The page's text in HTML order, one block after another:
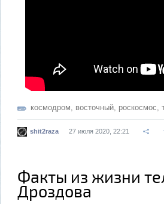
космодром, восточный, роскосмос,
shit2raza 27 июля 2020, 22:21
Факты из жизни
Дроздова